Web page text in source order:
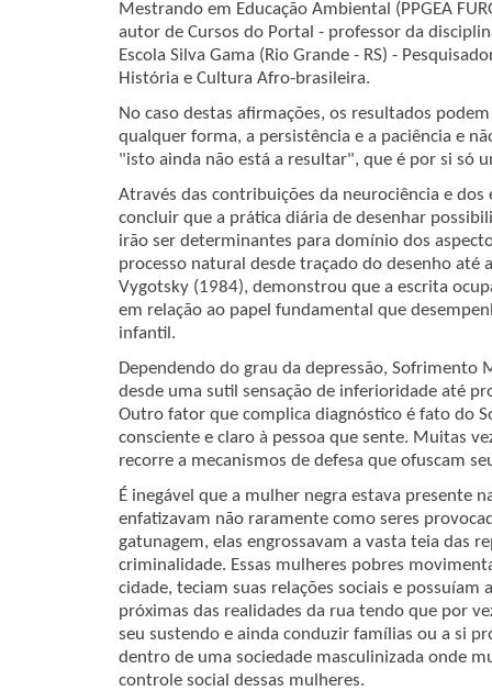
Mestrando em Educação Ambiental (PPGEA
autor de Cursos do Portal - professor da
Escola Silva Gama (Rio Grande - RS) -
História e Cultura Afro-brasileira.
No caso destas afirmações, os resultados
qualquer forma, a persistência e a paciência e
"isto ainda não está a resultar", que é por si só
Através das contribuições da neurociência e
concluir que a prática diária de desenhar
irão ser determinantes para domínio dos
processo natural desde traçado do desenho até
Vygotsky (1984), demonstrou que a escrita
em relação ao papel fundamental que
infantil.
Dependendo do grau da depressão, Sofrimento
desde uma sutil sensação de inferioridade até
Outro fator que complica diagnóstico é fato do
consciente e claro à pessoa que sente. Muitas
recorre a mecanismos de defesa que ofuscam
É inegável que a mulher negra estava presente
enfatizavam não raramente como seres
gatunagem, elas engrossavam a vasta teia das
criminalidade. Essas mulheres pobres
cidade, teciam suas relações sociais e
próximas das realidades da rua tendo que por
seu sustendo e ainda conduzir famílias ou a si
dentro de uma sociedade masculinizada onde
controle social dessas mulheres.